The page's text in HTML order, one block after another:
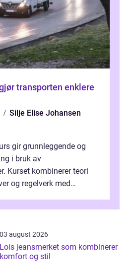
transporten enklere
Silje Elise Johansen
gir grunnleggende og
i bruk av
Kurset kombinerer teori
og regelverk med
03 august 2026
Lois jeansmerket som kombinerer
komfort og stil